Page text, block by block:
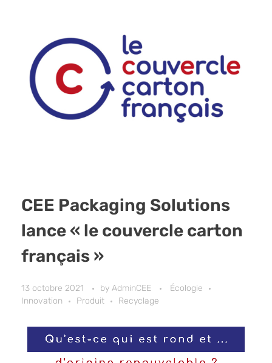
CEE Packaging Solutions
lance « le couvercle carton
français »
13 octobre 2021 by AdminCEE
Écologie
Innovation
Produit Recyclage